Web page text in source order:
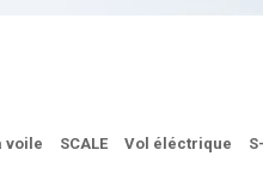
voile SCALE Vol éléctrique